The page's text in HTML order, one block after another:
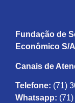
Fundação de
Econômico S/
Canais de
Telefone: (71)
Whatsapp: